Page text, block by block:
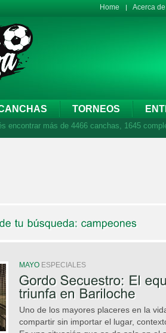
Home Acerca
TORNEOS
encontrar más de 4466 canchas, 1645
MAYO ESPECIALES
Uno de los mayores placeres en la
compartir sin importar el lugar,